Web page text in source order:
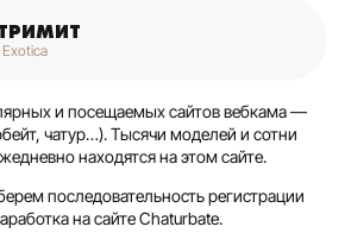
и посещаемых сайтов вебкама —
чатур…). Тысячи моделей и сотни
находятся на этом сайте.
последовательность регистрации
на сайте Chaturbate.